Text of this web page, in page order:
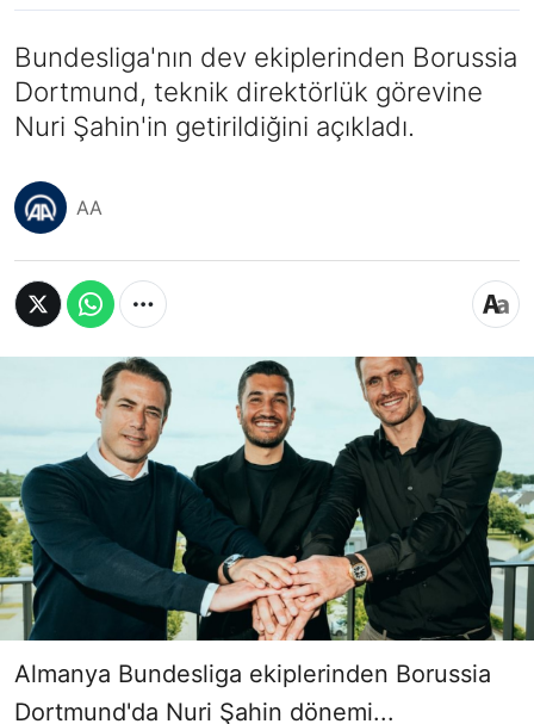
Bundesliga'nın dev ekiplerinden Borussia
Dortmund, teknik direktörlük görevine
Nuri Şahin'in getirildiğini açıkladı.
AA
Almanya Bundesliga ekiplerinden Borussia
Dortmund'da Nuri Şahin dönemi...